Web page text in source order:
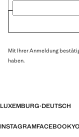
Mit Ihrer Anmeldung
haben.
LUXEMBURG·DEUTSCH
INSTAGRAMFACEBOOK